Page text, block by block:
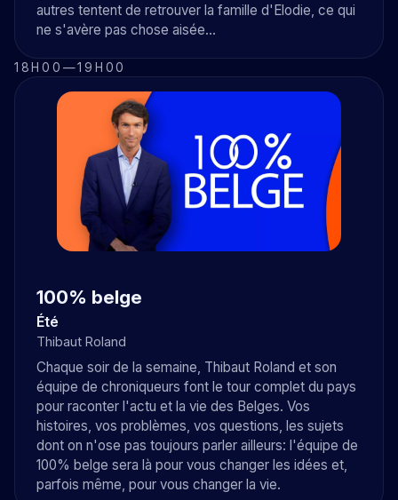
autres tentent de retrouver la famille d'Elodie, ce qui
ne s'avère pas chose aisée...
18H00 —19H00
100% belge
Été
Thibaut Roland
Chaque soir de la semaine, Thibaut Roland et son
équipe de chroniqueurs font le tour complet du pays
pour raconter l'actu et la vie des Belges. Vos
histoires, vos problèmes, vos questions, les sujets
dont on n'ose pas toujours parler ailleurs: l'équipe de
100% belge sera là pour vous changer les idées et,
parfois même, pour vous changer la vie.